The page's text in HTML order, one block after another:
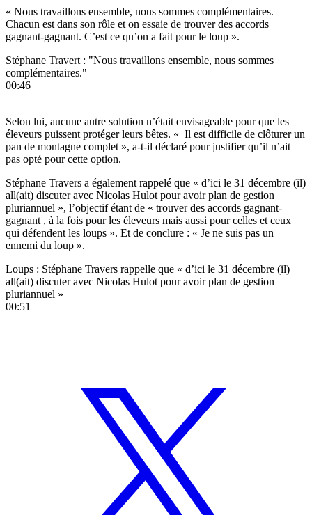
« Nous travaillons ensemble, nous sommes complémentaires.
Chacun est dans son rôle et on essaie de trouver des accords
gagnant-gagnant. C’est ce qu’on a fait pour le loup ».
Stéphane Travert : "Nous travaillons ensemble, nous sommes
complémentaires."
00:46
Selon lui, aucune autre solution n’était envisageable pour que les
éleveurs puissent protéger leurs bêtes. « Il est difficile de clôturer un
pan de montagne complet », a-t-il déclaré pour justifier qu’il n’ait
pas opté pour cette option.
Stéphane Travers a également rappelé que « d’ici le 31 décembre (il)
all(ait) discuter avec Nicolas Hulot pour avoir plan de gestion
pluriannuel », l’objectif étant de « trouver des accords gagnant-
gagnant , à la fois pour les éleveurs mais aussi pour celles et ceux
qui défendent les loups ». Et de conclure : « Je ne suis pas un
ennemi du loup ».
Loups : Stéphane Travers rappelle que « d’ici le 31 décembre (il)
all(ait) discuter avec Nicolas Hulot pour avoir plan de gestion
pluriannuel »
00:51